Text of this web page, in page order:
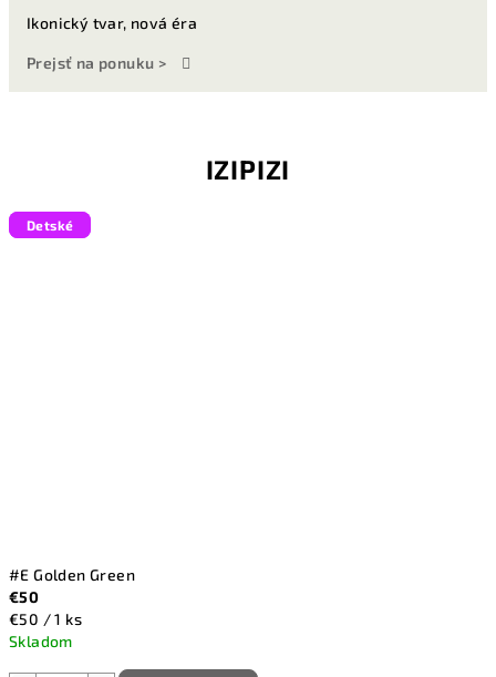
Ikonický tvar, nová éra
Prejsť na ponuku >
IZIPIZI
#E Golden Green
€50
Jednotková
cena:
€50 / 1 ks
Skladom
Detské
Detské